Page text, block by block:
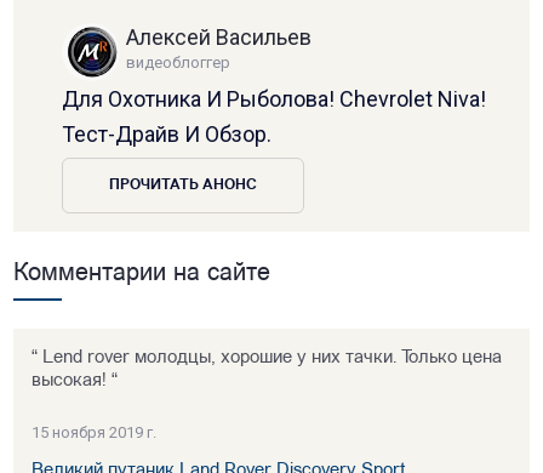
Алексей Васильев
видеоблоггер
Для Охотника И Рыболова! Chevrolet Niva!
Тест-Драйв И Обзор.
ПРОЧИТАТЬ АНОНС
Комментарии на сайте
“ Lend rover молодцы, хорошие у них тачки. Только цена
высокая! “
15 ноября 2019 г.